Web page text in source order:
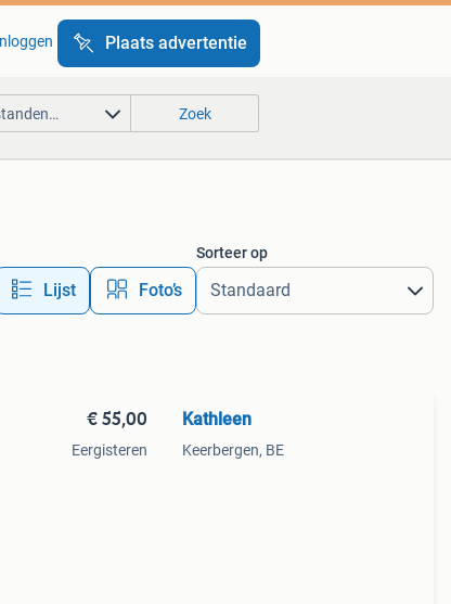
Plaats advertentie
Zoek
Lijst Foto’s
Sorteer op
€ 55,00
Eergisteren
Kathleen
Keerbergen, BE